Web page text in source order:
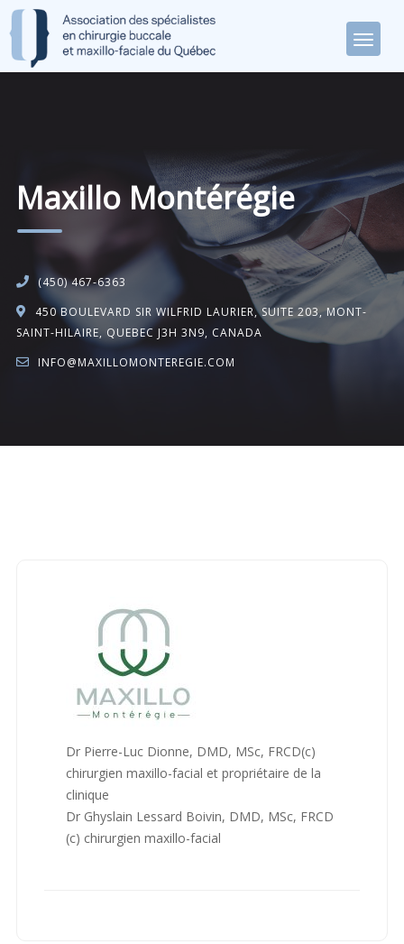
Maxillo Montérégie
(450) 467-6363
450 BOULEVARD SIR WILFRID LAURIER, SUITE 203, MONT-
SAINT-HILAIRE, QUEBEC J3H 3N9, CANADA
INFO@MAXILLOMONTEREGIE.COM
Dr Pierre-Luc Dionne, DMD, MSc, FRCD(c)
chirurgien maxillo-facial et propriétaire de la
clinique
Dr Ghyslain Lessard Boivin, DMD, MSc, FRCD
(c) chirurgien maxillo-facial